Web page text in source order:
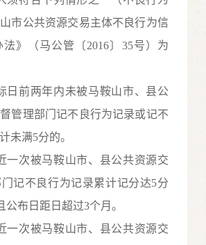
市公共资源交易主体不良行为信
法》（马公管〔2016〕35号）为
日前两年内未被马鞍山市、县公
管理部门记不良行为记录或记不
未满5分的。
一次被马鞍山市、县公共资源交
记不良行为记录累计记分达5分
公布日距日超过3个月。
一次被马鞍山市、县公共资源交